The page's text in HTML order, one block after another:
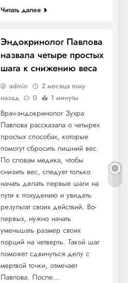
Читать далее
Эндокринолог Павлова
назвала четыре простых
шага к снижению веса
admin
2 месяца тому
назад
0 1 минуты
Врач-эндокринолог Зухра
Павлова рассказала о четырех
простых способах, которые
помогут сбросить лишний вес.
По словам медика, чтобы
снизить вес, следует только
начать делать первые шаги на
пути к похудению и увидеть
результат своих действий. Во-
первых, нужно начать
уменьшать размер своих
порций на четверть. Такой шаг
поможет сдвинуться делу с
мертвой точки, отмечает
Павлова. После…